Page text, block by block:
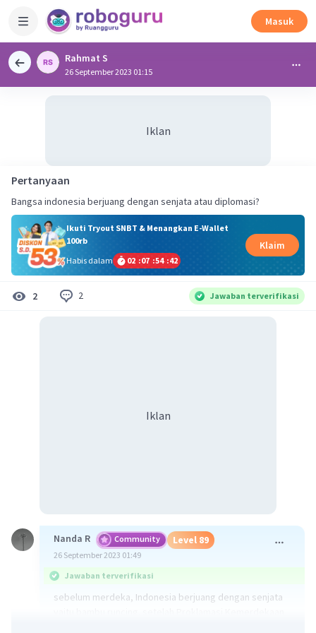
Masuk
Rahmat S
26 September 2023 01:15
Iklan
Pertanyaan
Bangsa indonesia berjuang dengan senjata atau diplomasi?
Ikuti Tryout SNBT & Menangkan E-Wallet
100rb
Habis dalam
02 :07 :54 :42
Klaim
2 2 Jawaban terverifikasi
Iklan
Nanda R Community Level 89
26 September 2023 01:49
Jawaban terverifikasi
sebelum merdeka, Indonesia berjuang dengan senjata